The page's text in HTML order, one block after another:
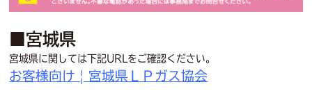
■宮城県
宮城県に関しては下記URLをご確認ください。
お客様向け | 宮城県ＬＰガス協会